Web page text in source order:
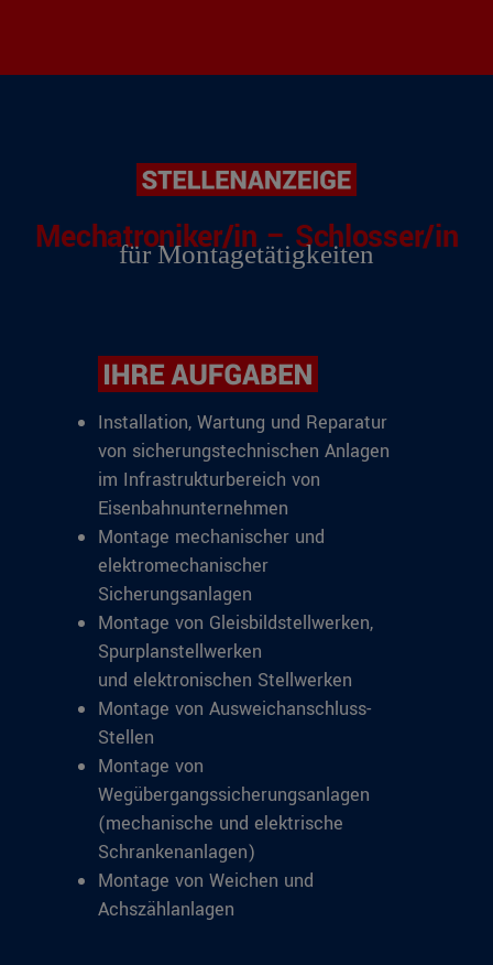
Mechatroniker/in – Schlosser/in
für Montagetätigkeiten
Installation, Wartung und Reparatur
von sicherungstechnischen Anlagen
im Infrastrukturbereich von
Eisenbahnunternehmen
Montage mechanischer und
elektromechanischer
Sicherungsanlagen
Montage von Gleisbildstellwerken,
Spurplanstellwerken
und elektronischen Stellwerken
Montage von Ausweichanschluss-
Stellen
Montage von
Wegübergangssicherungsanlagen
(mechanische und elektrische
Schrankenanlagen)
Montage von Weichen und
Achszählanlagen